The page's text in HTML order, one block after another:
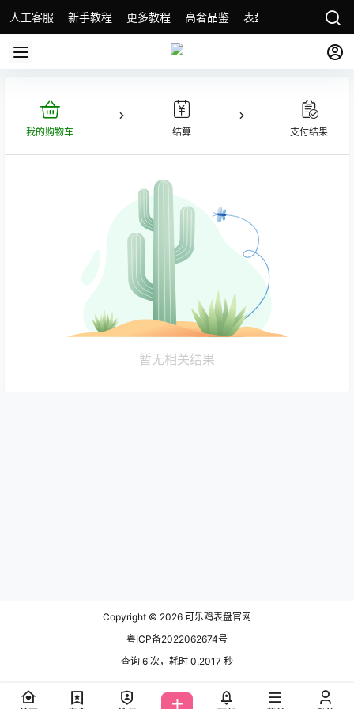
人工客服 新手教程 更多教程 高奢品鉴 表盘精选 名表故事
我的购物车 结算 支付结果
暂无相关结果
Copyright © 2026 可乐鸡表盘官网
粤ICP备2022062674号
查询 6 次，耗时 0.2017 秒